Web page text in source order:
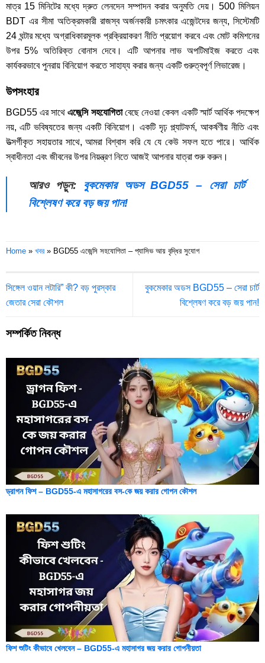
মাত্র 15 মিনিটের মধ্যে দ্রুত লেনদেন সম্পাদন করার অনুমতি দেয়। 500 মিলিয়ন
BDT এর সীমা অতিক্রমকারী রাজস্ব অর্জনকারী চমৎকার এজেন্টদের জন্য, সিস্টেমটি
24 ঘন্টার মধ্যে অগ্রাধিকারমূলক প্রক্রিয়াকরণ নীতি প্রয়োগ করবে এবং মোট কমিশনের
উপর 5% অতিরিক্ত বোনাস দেবে। এটি আপনার লাভ অপটিমাইজ করতে এবং
কার্যকরভাবে পুনরায় বিনিয়োগ করতে সাহায্য করার জন্য একটি গুরুত্বপূর্ণ লিভারেজ।
উপসংহার
BGD55 এর সাথেএজেন্সি সহযোগিতাবেছে নেওয়া কেবল একটি স্মার্ট আর্থিক পদক্ষেপ
নয়, এটি ভবিষ্যতের জন্য একটি বিনিয়োগ। একটি দৃঢ় প্ল্যাটফর্ম, আকর্ষণীয় নীতি এবং
উত্সর্গীকৃত সহায়তার সাথে, আমরা বিশ্বাস করি যে যে কেউ সফল হতে পারে। আর্থিক
স্বাধীনতা এবং জীবনের উপর নিয়ন্ত্রণ নিতে আজই আপনার যাত্রা শুরু করুন।
আরও পড়ুন:
বুকমেকার অডস BGD55 – সেরা চার্ট
বিশ্লেষণ করে বড় জয় পান!
Home» খবর» BGD55 এজেন্সি সহযোগিতা – প্যাসিভ আয় বৃদ্ধির সুযোগ
সিঙ্গেল ওয়ান লটারি” কী? বড় পুরস্কার
জেতার সেরা কৌশল
বুকমেকার অডস BGD55 – সেরা চার্ট
বিশ্লেষণ করে বড় জয় পান!
সম্পর্কিত নিবন্ধ
ড্রাগন ফিশ – BGD55-এ মহাসাগরের বস-কে জয় করার গোপন কৌশল
ফিশ শুটিং কীভাবে খেলবেন – BGD55-এ মহাসাগর জয় করার গোপনীয়তা